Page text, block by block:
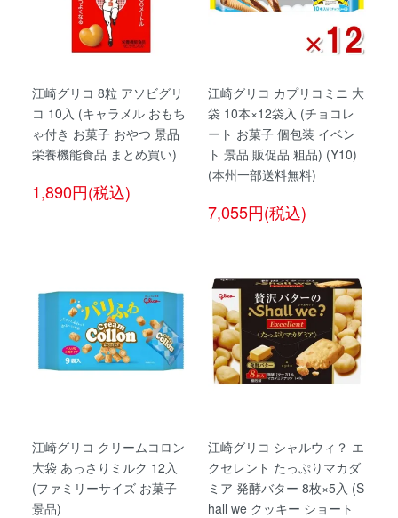
江崎グリコ 8粒 アソビグリ
コ 10入 (キャラメル おもち
ゃ付き お菓子 おやつ 景品
栄養機能食品 まとめ買い)
1,890円(税込)
江崎グリコ カプリコミニ 大
袋 10本×12袋入 (チョコレ
ート お菓子 個包装 イベン
ト 景品 販促品 粗品) (Y10)
(本州一部送料無料)
7,055円(税込)
江崎グリコ クリームコロン
大袋 あっさりミルク 12入
(ファミリーサイズ お菓子
景品)
江崎グリコ シャルウィ？ エ
クセレント たっぷりマカダ
ミア 発酵バター 8枚×5入 (S
hall we クッキー ショート